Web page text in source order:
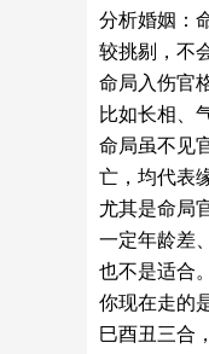
分析婚姻：
较挑剔，不
命局入伤官
比如长相、
命局虽不见
亡，均代表
尤其是命局
一定年龄差
也不是适合。
你现在走的
巳酉丑三合